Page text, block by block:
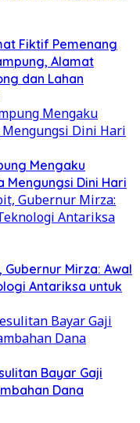
Fiktif Pemenang
Alamat
dan Lahan
Mengaku
Mengungsi Dini Hari
Mirza: Awal
Antariksa untuk
Bayar Gaji
Dana